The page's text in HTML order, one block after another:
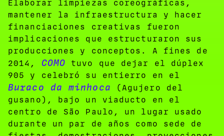
Elaborar limpiezas coreográficas,
mantener la infraestructura y hacer
financiaciones creativas fueron
implicaciones que estructuraron sus
producciones y conceptos. A fines de
2014, COMO tuvo que dejar el dúplex
905 y celebró su entierro en el
Buraco da minhoca (Agujero del
gusano), bajo un viaducto en el
centro de São Paulo, un lugar usado
durante un par de años como sede de